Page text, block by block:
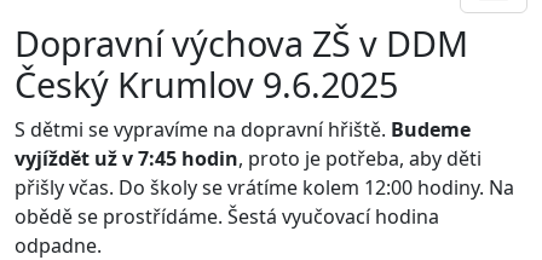
Dopravní výchova ZŠ v DDM
Český Krumlov 9.6.2025
S dětmi se vypravíme na dopravní hřiště. Budeme
vyjíždět už v 7:45 hodin, proto je potřeba, aby děti
přišly včas. Do školy se vrátíme kolem 12:00 hodiny. Na
obědě se prostřídáme. Šestá vyučovací hodina
odpadne.